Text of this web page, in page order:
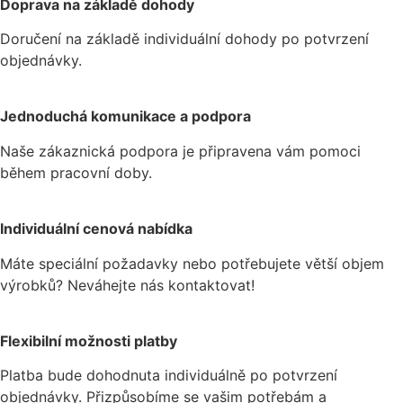
Možnosti
lze
stránce
produktu
Doprava na základě dohody
Doručení na základě individuální dohody po potvrzení
objednávky.
Jednoduchá komunikace a podpora
Naše zákaznická podpora je připravena vám pomoci
během pracovní doby.
Individuální cenová nabídka
Máte speciální požadavky nebo potřebujete větší objem
výrobků? Neváhejte nás kontaktovat!
Flexibilní možnosti platby
Platba bude dohodnuta individuálně po potvrzení
objednávky. Přizpůsobíme se vašim potřebám a